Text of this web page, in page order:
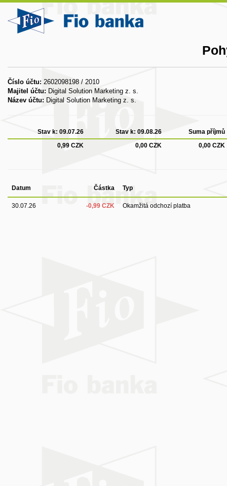
Číslo účtu: 2602098198 / 2010
Majitel účtu: Digital Solution Marketing z. s.
Název účtu: Digital Solution Marketing z. s.
Stav k: 09.07.26 Stav k: 09.08.26
Suma příjmů
0,99 CZK
0,00 CZK 0,00 CZK
Datum Částka Typ
30.07.26 -0,99 CZK Okamžitá odchozí platba